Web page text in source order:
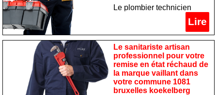
Le plombier technicien
remise en état chauffe-eau
de la marque riello dans
votre commune 1081
bruxelles koekelberg
Lire
Le sanitariste artisan
professionnel pour votre
remise en état réchaud de
la marque vaillant dans
votre commune 1081
bruxelles koekelberg